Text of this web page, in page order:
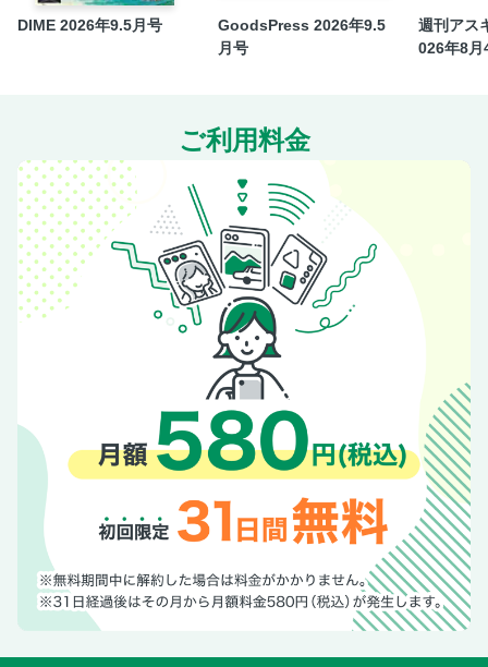
DIME 2026年9.5月号
GoodsPress 2026年9.5
月号
週刊アス
026年8月
ご利用料金